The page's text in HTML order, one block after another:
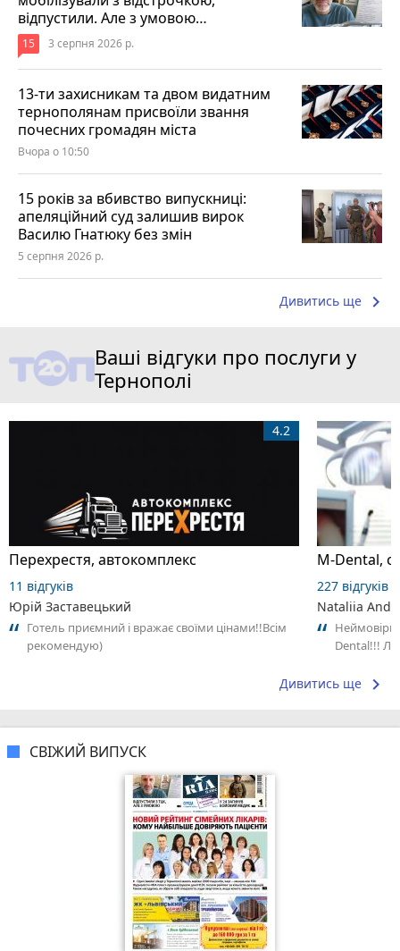
відпустили. Але з умовою…
15 3 серпня 2026 р.
13-ти захисникам та двом видатним
тернополянам присвоїли звання
почесних громадян міста
Вчора о 10:50
15 років за вбивство випускниці:
апеляційний суд залишив вирок
Василю Гнатюку без змін
5 серпня 2026 р.
Дивитись ще keyboard_arrow_right
Ваші відгуки про послуги у
Тернополі
Перехрестя, автокомплекс
4.2
11 відгуків
Юрій Заставецький
Готель приємний і вражає своїми цінами!!Всім
рекомендую)
M-Dental,
227 відгуків
Nataliia
Dental!!!
Дивитись ще keyboard_arrow_right
СВІЖИЙ ВИПУСК